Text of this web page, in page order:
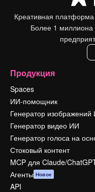
Креативная
Более 1 миллиона
Продукция
Spaces
ИИ-помощник
Генератор изображений
Генератор видео ИИ
Генератор голоса на
Стоковый контент
MCP для Claude/
Агенты Новое
API